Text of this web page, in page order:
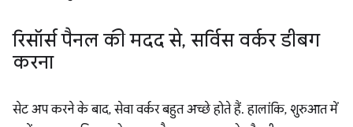
रिसॉर्स पैनल की मदद से, सर्विस वर्कर डीबग
करना
सेट अप करने के बाद, सेवा वर्कर बहुत अच्छे होते हैं. हालांकि, शुरुआत में